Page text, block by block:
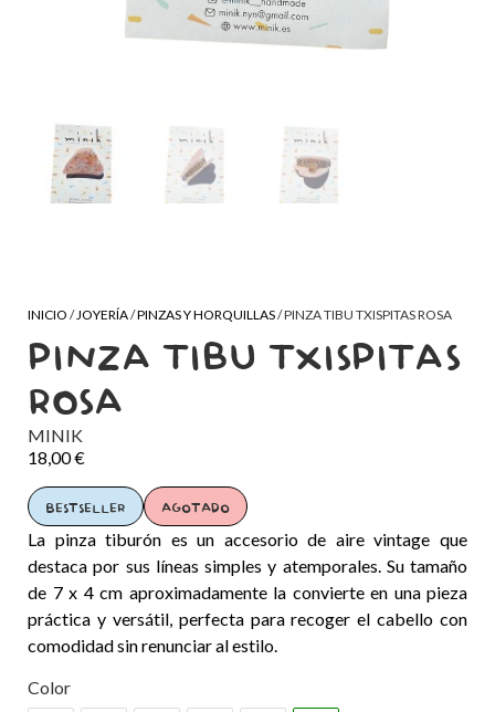
INICIO / JOYERÍA/PINZAS Y HORQUILLAS/ PINZA TIBU TXISPITAS ROSA
PINZA TIBU TXISPITAS
ROSA
MINIK
18,00€
BESTSELLER AGOTADO
La pinza tiburón es un accesorio de aire vintage que
destaca por sus líneas simples y atemporales. Su tamaño
de 7 x 4 cm aproximadamente la convierte en una pieza
práctica y versátil, perfecta para recoger el cabello con
comodidad sin renunciar al estilo.
Color